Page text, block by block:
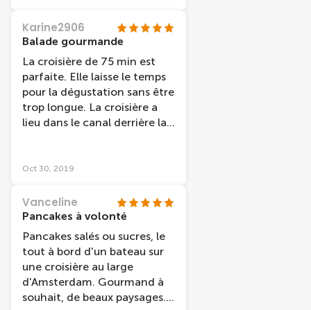
un quartier d’artistes peu
commun et agréable.
Expérience intéressante.
Karine2906
Balade gourmande
La croisière de 75 min est
parfaite. Elle laisse le temps
pour la dégustation sans être
trop longue. La croisière a
lieu dans le canal derrière la
mais cela nous a permis de
Amsterdam. La zone d
embarquement se situe dans
le quartier NDSM : prendre
quelques minutes pour aller
découvrir quelques beaux
graffitis urbains. Les
pancakes sont très bons : 3
bases : bacon, pommes ou
Oct 30, 2019
Vanceline
Pancakes à volonté
Pancakes salés ou sucres, le
tout à bord d'un bateau sur
une croisière au large
d'Amsterdam. Gourmand à
souhait, de beaux paysages.